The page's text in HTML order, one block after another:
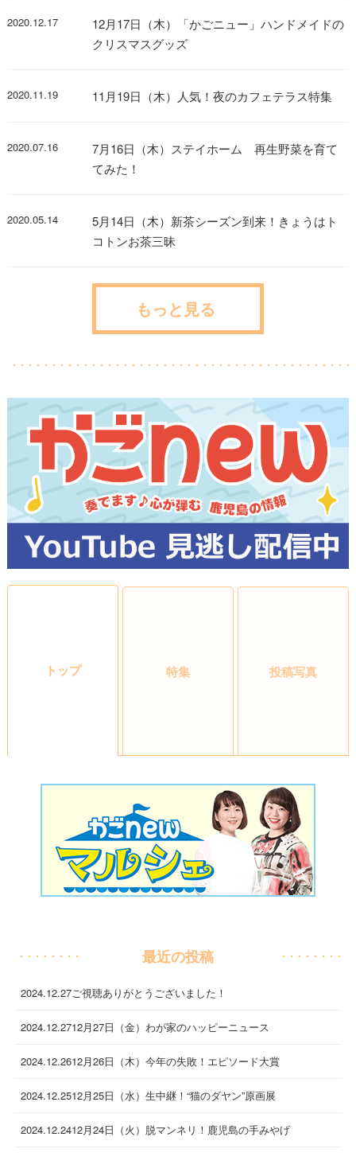
2020.12.17
12月17日（木）「かごニュー」ハンドメイドの
クリスマスグッズ
2020.11.19 11月19日（木）人気！夜のカフェテラス特集
2020.07.16
7月16日（木）ステイホーム 再生野菜を育て
てみた！
2020.05.14
5月14日（木）新茶シーズン到来！きょうはト
コトンお茶三昧
もっと見る
トップ 特集 投稿写真
最近の投稿
2024.12.27ご視聴ありがとうございました！
2024.12.2712月27日（金）わが家のハッピーニュース
2024.12.2612月26日（木）今年の失敗！エピソード大賞
2024.12.2512月25日（水）生中継！“猫のダヤン”原画展
2024.12.2412月24日（火）脱マンネリ！鹿児島の手みやげ